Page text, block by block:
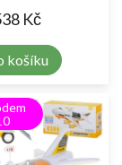
se zvuky
rampou
Kč
košíku